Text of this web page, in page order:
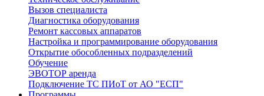
Вызов специалиста
Диагностика оборудования
Ремонт кассовых аппаратов
Настройка и программирование оборудования
Открытие обособленных подразделений
Обучение
ЭВОТОР аренда
Подключение ТС ПИоТ от АО "ЕСП"